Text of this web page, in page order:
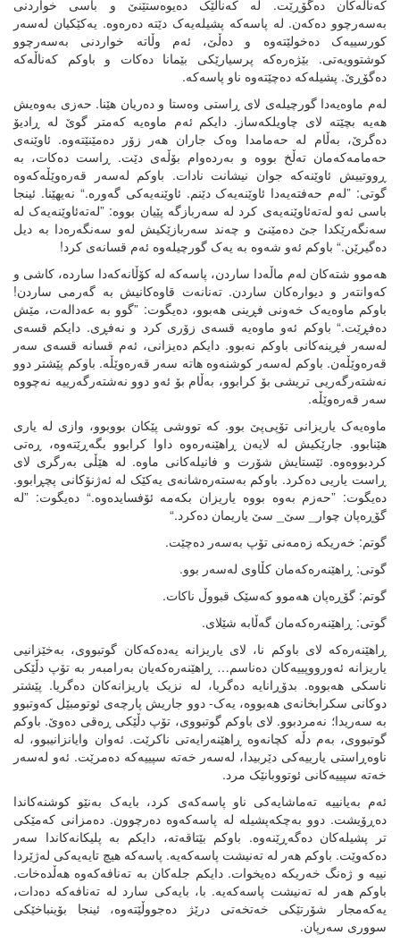
کەناڵەکان دەگۆڕێت. لە کەناڵێک دەیوەستێنێ و باسی خواردنی
بەسەرچوو دەکەن. لە پاسەکە پشیلەیەک دێتە دەرەوە. یەکێکیان لەسەر
کورسییەک دەخولێتەوە و دەڵێ، ئەم وڵاتە خواردنی بەسەرچوو
کوشتوویەتی. بێژەرەکە پرسیارێکی بێمانا دەکات و باوکم کەناڵەکە
دەگۆڕێ. پشیلەکە دەچێتەوە ناو پاسەکە.
لەم ماوەیەدا گورچیلەی لای ڕاستی وەستا و دەریان هێنا. حەزی بەوەیش
هەیە بچێتە لای چاویلکەساز. دایکم ئەم ماوەیە کەمتر گوێ لە ڕادیۆ
دەگرێ، بەڵام لە حەمامدا وەک جاران هەر زۆر دەمێنێتەوە. ئاوێنەی
حەمامەکەمان تەڵخ بووە و بەردەوام بۆڵەی دێت. ڕاست دەکات، بە
ڕووتییش ئاوێنەکە جوان نیشانت نادات. باوکم لەسەر قەرەوێڵەکەوە
گوتی: ”لەم حەفتەیەدا ئاوێنەیەک دێنم. ئاوێنەیەکی گەورە.“ نەیهێنا. ئینجا
باسی ئەو لەتەئاوێنەیەی کرد لە سەربازگە پێیان بووە: ”لەتەئاوێنەیەک لە
سەنگەرێکدا جێ دەمێنێ و چەند سەربازێکیش لەو سەنگەرەدا بە دیل
دەگیرێن.“ باوکم ئەو شەوە بە یەک گورچیلەوە ئەم قسانەی کرد!
هەموو شتەکان لەم ماڵەدا ساردن، پاسەکە لە کۆڵانەکەدا ساردە، کاشی و
کەوانتەر و دیوارەکان ساردن. تەنانەت قاوەکانیش بە گەرمی ساردن!
باوکم ماوەیەک خەونی فڕینی هەبوو، دەیگوت: ”گوو بە عەدالەت، مێش
دەفڕێت.“ باوکم ئەو ماوەیە قسەی زۆری کرد و نەفڕی. دایکم قسەی
لەسەر فڕینەکانی باوکم نەبوو. دایکم دەیزانی، ئەم قسانە قسەی سەر
قەرەوێڵەن. باوکم لەسەر کوشنەوە هاتە سەر قەرەوێڵە. باوکم پێشتر دوو
نەشتەرگەریی تریشی بۆ کرابوو، بەڵام بۆ ئەو دوو نەشتەرگەرییە نەچووە
سەر قەرەوێڵە.
ماوەیەک یاریزانی تۆپی‌پێ بوو. کە تووشی پێکان بووبوو، وازی لە یاری
هێنابوو. جارێکیش لە لایەن ڕاهێنەرەوە داوا کرابوو بگەڕێتەوە، ڕەتی
کردبووەوە. ئێستایش شۆرت و فانیلەکانی ماوە. لە هێڵی بەرگری لای
ڕاست یاریی دەکرد. باوکم بەستەرەشانەی یەکێک لە ئەژنۆکانی پچڕابوو.
دەیگوت: ”حەزم بەوە بووە یاریزان بکەمە ئۆفسایدەوە.“ دەیگوت: ”لە
گۆڕەپان چوار_ سێ_ سێ یاریمان دەکرد.“
گوتم: خەریکە زەمەنی تۆپ بەسەر دەچێت.
گوتی: ڕاهێنەرەکەمان کڵاوی لەسەر بوو.
گوتم: گۆڕەپان هەموو کەسێک قبووڵ ناکات.
گوتی: ڕاهێنەرەکەمان گەڵابە شێلای.
ڕاهێنەرەکە لای باوکم نا، لای یاریزانە یەدەکەکان گوتبووی، بەخێزانیی
یاریزانە ئەورووپییەکان دەناسم… ڕاهێنەرەکەیان بەرامبەر بە تۆپ دڵێکی
ناسکی هەبووە. بدۆڕانایە دەگریا، لە نزیک یاریزانەکان دەگریا. پێشتر
دوکانی سکرابخانەی هەبووە، یەک- دوو جاریش پارچەی ئوتومبێل کەوتبوو
بە سەریدا؛ نەمردبوو. لای باوکم گوتبووی، تۆپ دڵێکی ڕەقی دەوێ. باوکم
گوتبووی، بەم دڵە کچانەوە ڕاهێنەرایەتی ناکرێت. ئەوان وایانزانیبوو، لە
ناوەڕاستی یارییەکی دێربیدا، لەسەر خەتە سپییەکە دەمرێت. ئەو لەسەر
خەتە سپییەکانی ئوتووبانێک مرد.
ئەم بەیانییە تەماشایەکی ناو پاسەکەی کرد، بایەک بەنێو کوشنەکاندا
دەڕۆیشت. دوو بەچکەپشیلە لە پاسەکەوە دەرچوون. دەمزانی کەمێکی
تر پشیلەکان دەگەڕێنەوە. باوکم بێتاقەتە، دایکم بە پلیکانەکاندا سەر
دەکەوێت. باوکم هەر لە تەنیشت پاسەکەیە. پاسەکە هیچ تایەیەکی لەژێردا
نییە و ژەنگ خەریکە دەیخوات. دایکم جلەکان بە تەنافەکەوە هەڵدەخات.
باوکم هەر لە تەنیشت پاسەکەیە. با، بایەکی سارد لە تەنافەکە دەدات،
یەکەمجار شۆرتێکی خەتخەتی درێژ دەجووڵێتەوە، ئینجا بۆینباخێکی
سووری سەرپان.